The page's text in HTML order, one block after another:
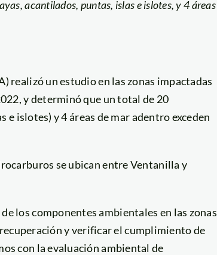
acantilados, puntas, islas e islotes, y 4 áreas
realizó un estudio en las zonas impactadas
y determinó que un total de 20
islotes) y 4 áreas de mar adentro exceden
se ubican entre Ventanilla y
los componentes ambientales en las zonas
y verificar el cumplimiento de
con la evaluación ambiental de